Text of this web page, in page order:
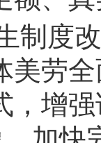
制度
美劳
，增